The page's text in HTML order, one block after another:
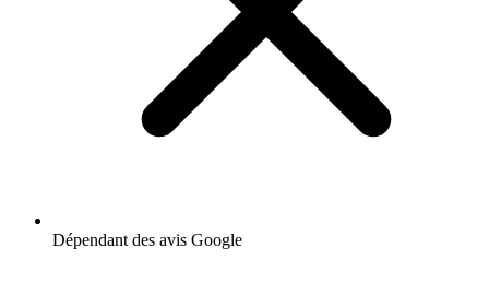
Dépendant des avis Google